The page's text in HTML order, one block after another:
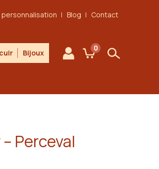
personnalisation Blog Contact
Bijoux Mon compte
0
Mon panierRechercher
Perceval